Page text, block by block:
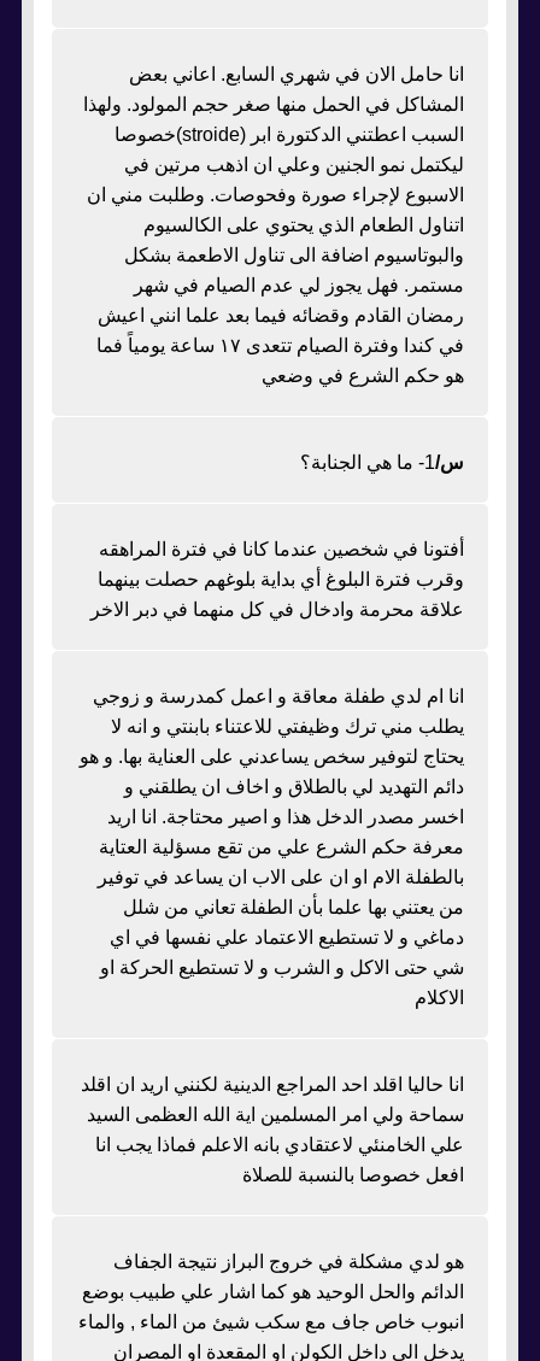
انا حامل الان في شهري السابع. اعاني بعض
المشاكل في الحمل منها صغر حجم المولود. ولهذا
السبب اعطتني الدكتورة ابر (stroide)خصوصا
ليكتمل نمو الجنين وعلي ان اذهب مرتين في
الاسبوع لإجراء صورة وفحوصات. وطلبت مني ان
اتناول الطعام الذي يحتوي على الكالسيوم
والبوتاسيوم اضافة الى تناول الاطعمة بشكل
مستمر. فهل يجوز لي عدم الصيام في شهر
رمضان القادم وقضائه فيما بعد علما انني اعيش
في كندا وفترة الصيام تتعدى ١٧ ساعة يومياً فما
هو حكم الشرع في وضعي
س/1- ما هي الجنابة؟
أفتونا في شخصين عندما كانا في فترة المراهقه
وقرب فترة البلوغ أي بداية بلوغهم حصلت بينهما
علاقة محرمة وادخال في كل منهما في دبر الاخر
انا ام لدي طفلة معاقة و اعمل كمدرسة و زوجي
يطلب مني ترك وظيفتي للاعتناء بابنتي و انه لا
يحتاج لتوفير سخص يساعدني على العناية بها. و هو
دائم التهديد لي بالطلاق و اخاف ان يطلقني و
اخسر مصدر الدخل هذا و اصير محتاجة. انا اريد
معرفة حكم الشرع علي من تقع مسؤلية العتاية
بالطفلة الام او ان على الاب ان يساعد في توفير
من يعتني بها علما بأن الطفلة تعاني من شلل
دماغي و لا تستطيع الاعتماد علي نفسها في اي
شي حتى الاكل و الشرب و لا تستطيع الحركة او
الاكلام
انا حاليا اقلد احد المراجع الدينية لكنني اريد ان اقلد
سماحة ولي امر المسلمين اية الله العظمى السيد
علي الخامنئي لاعتقادي بانه الاعلم فماذا يجب انا
افعل خصوصا بالنسبة للصلاة
هو لدي مشكلة في خروج البراز نتيجة الجفاف
الدائم والحل الوحيد هو كما اشار علي طبيب بوضع
انبوب خاص جاف مع سكب شيئ من الماء , والماء
يدخل الى داخل الكولن او المقعدة او المصران